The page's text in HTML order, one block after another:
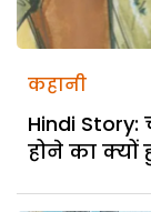
कहानी
Hindi
होने का